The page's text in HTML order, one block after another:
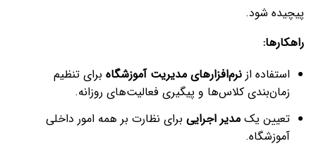
پیچیده شود.
راهکارها:
استفاده از نرم‌افزارهای مدیریت آموزشگاه برای تنظیم
زمان‌بندی کلاس‌ها و پیگیری فعالیت‌های روزانه.
تعیین یک مدیر اجرایی برای نظارت بر همه امور داخلی
آموزشگاه.